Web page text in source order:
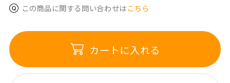
この商品に関する問い合わせはこちら
カートに入れる